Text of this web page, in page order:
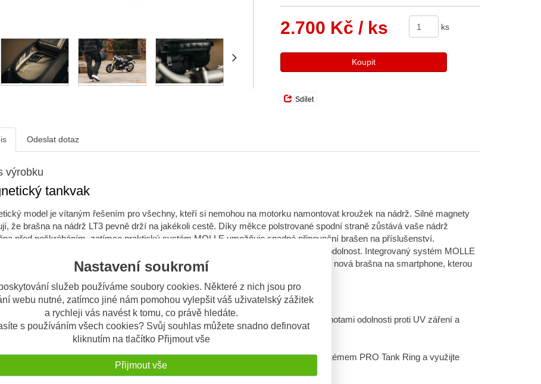
Nastavení soukromí
služeb používáme soubory cookies. Některé z nich jsou pro
webu nutné, zatímco jiné nám pomohou vylepšit váš uživatelský zážitek
a rychleji vás navést k tomu, co právě hledáte.
s používáním všech cookies? Svůj souhlas můžete snadno definovat
kliknutím na tlačítko Přijmout vše
Přijmout vše
2.700 Kč / ks ks
Koupit
Sdílet
Odeslat dotaz
výrobku
tankvak
model je vítaným řešením pro všechny, kteří si nemohou na motorku namontovat kroužek na nádrž. Silné magnety
že brašna na nádrž LT3 pevně drží na jakékoli cestě. Díky měkce polstrované spodní straně zůstává vaše nádrž
před poškrábáním, zatímco praktický systém MOLLE umožňuje snadné připevnění brašen na příslušenství.
nová směs materiálů Legend Gear nejen zajišťuje výrazný vzhled, ale také zaručuje odolnost. Integrovaný systém MOLLE
straně umožňuje snadné připevnění brašen na příslušenství, jako je například naše nová brašna na smartphone, kterou
jsou vyrobeny z robustní, matně černé polyesterové tkaniny s vynikajícími hodnotami odolnosti proti UV záření a
ale zachovávají si klasický pocit z přírodní bavlny od Legend Gear.
si mezi klasickým magnetickým uchycením nebo – novinkou u Legend Gear – systémem PRO Tank Ring a využijte
spolehlivé stability a pohodlí rychlého odpojení.